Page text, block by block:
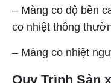
– Màng co độ bền
co nhiệt thông
– Màng co nhiệt
Quy Trình Sản